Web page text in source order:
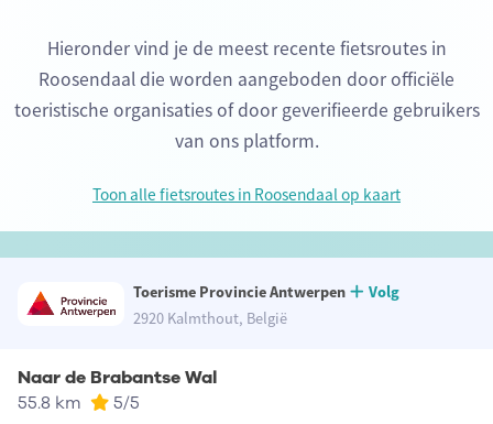
Hieronder vind je de meest recente fietsroutes in
Roosendaal die worden aangeboden door officiële
toeristische organisaties of door geverifieerde gebruikers
van ons platform.
Toon alle fietsroutes in Roosendaal op kaart
Toerisme Provincie Antwerpen
Volg
2920 Kalmthout, België
Naar de Brabantse Wal
55.8 km 5/5